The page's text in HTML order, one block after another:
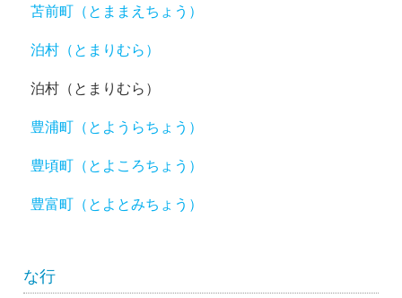
苫前町（とままえちょう）
泊村（とまりむら）
泊村（とまりむら）
豊浦町（とようらちょう）
豊頃町（とよころちょう）
豊富町（とよとみちょう）
な行